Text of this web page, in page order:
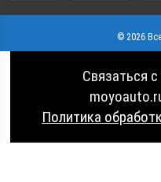
© 2026
Связаться
Политика